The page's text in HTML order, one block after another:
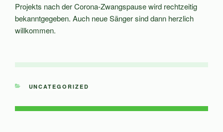
Projekts nach der Corona-Zwangspause wird rechtzeitig
bekanntgegeben. Auch neue Sänger sind dann herzlich
willkommen.
KATEGORIEN
UNCATEGORIZED